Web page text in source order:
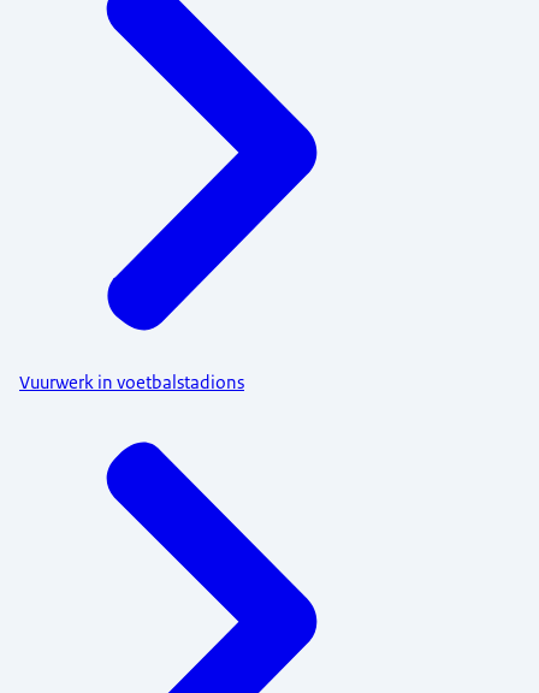
Vuurwerk in voetbalstadions